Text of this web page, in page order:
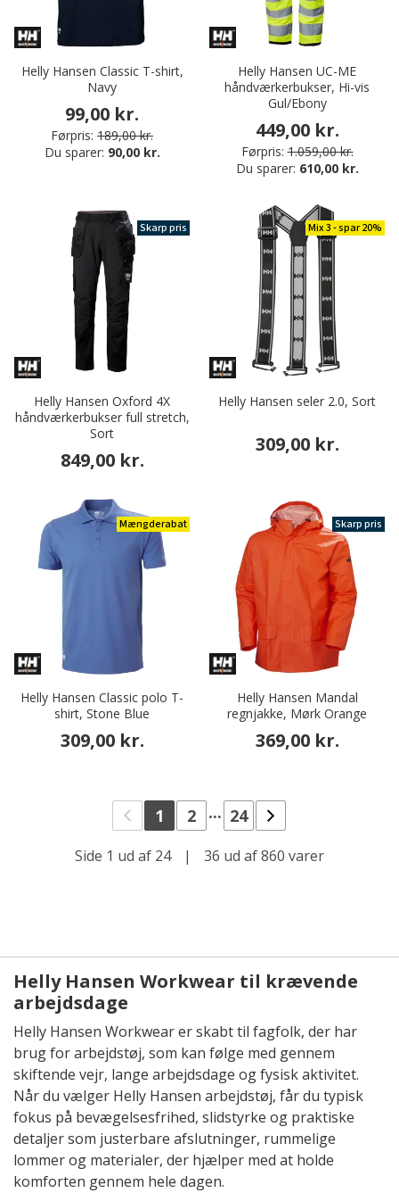
Helly Hansen Classic T-shirt,
Navy
99,00 kr.
Førpris: 189,00 kr.
Du sparer: 90,00 kr.
Helly Hansen UC-ME
håndværkerbukser, Hi-vis
Gul/Ebony
449,00 kr.
Førpris: 1.059,00 kr.
Du sparer: 610,00 kr.
Skarp pris
Helly Hansen Oxford 4X
håndværkerbukser full stretch,
Sort
849,00 kr.
Mix 3 - spar 20%
Helly Hansen seler 2.0, Sort
309,00 kr.
Mængderabat
Helly Hansen Classic polo T-
shirt, Stone Blue
309,00 kr.
Skarp pris
Helly Hansen Mandal
regnjakke, Mørk Orange
369,00 kr.
1 2 ... 24
Side 1 ud af 24 | 36 ud af 860 varer
Helly Hansen Workwear til krævende
arbejdsdage
Helly Hansen Workwear er skabt til fagfolk, der har
brug for arbejdstøj, som kan følge med gennem
skiftende vejr, lange arbejdsdage og fysisk aktivitet.
Når du vælger Helly Hansen arbejdstøj, får du typisk
fokus på bevægelsesfrihed, slidstyrke og praktiske
detaljer som justerbare afslutninger, rummelige
lommer og materialer, der hjælper med at holde
komforten gennem hele dagen.